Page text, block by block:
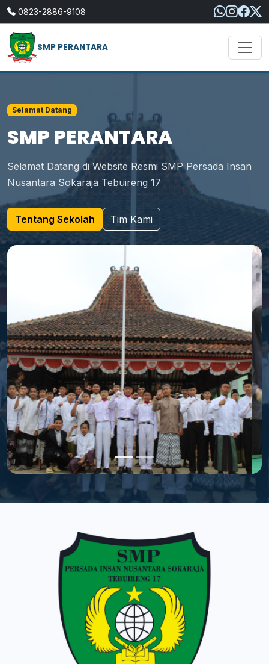
0823-2886-9108
SMP PERANTARA
Selamat Datang
SMP PERANTARA
Selamat Datang di Website Resmi SMP Persada Insan
Nusantara Sokaraja Tebuireng 17
Tentang Sekolah Tim Kami